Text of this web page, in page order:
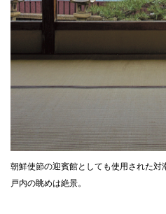
朝鮮使節の迎賓館としても使用された
戸内の眺めは絶景。